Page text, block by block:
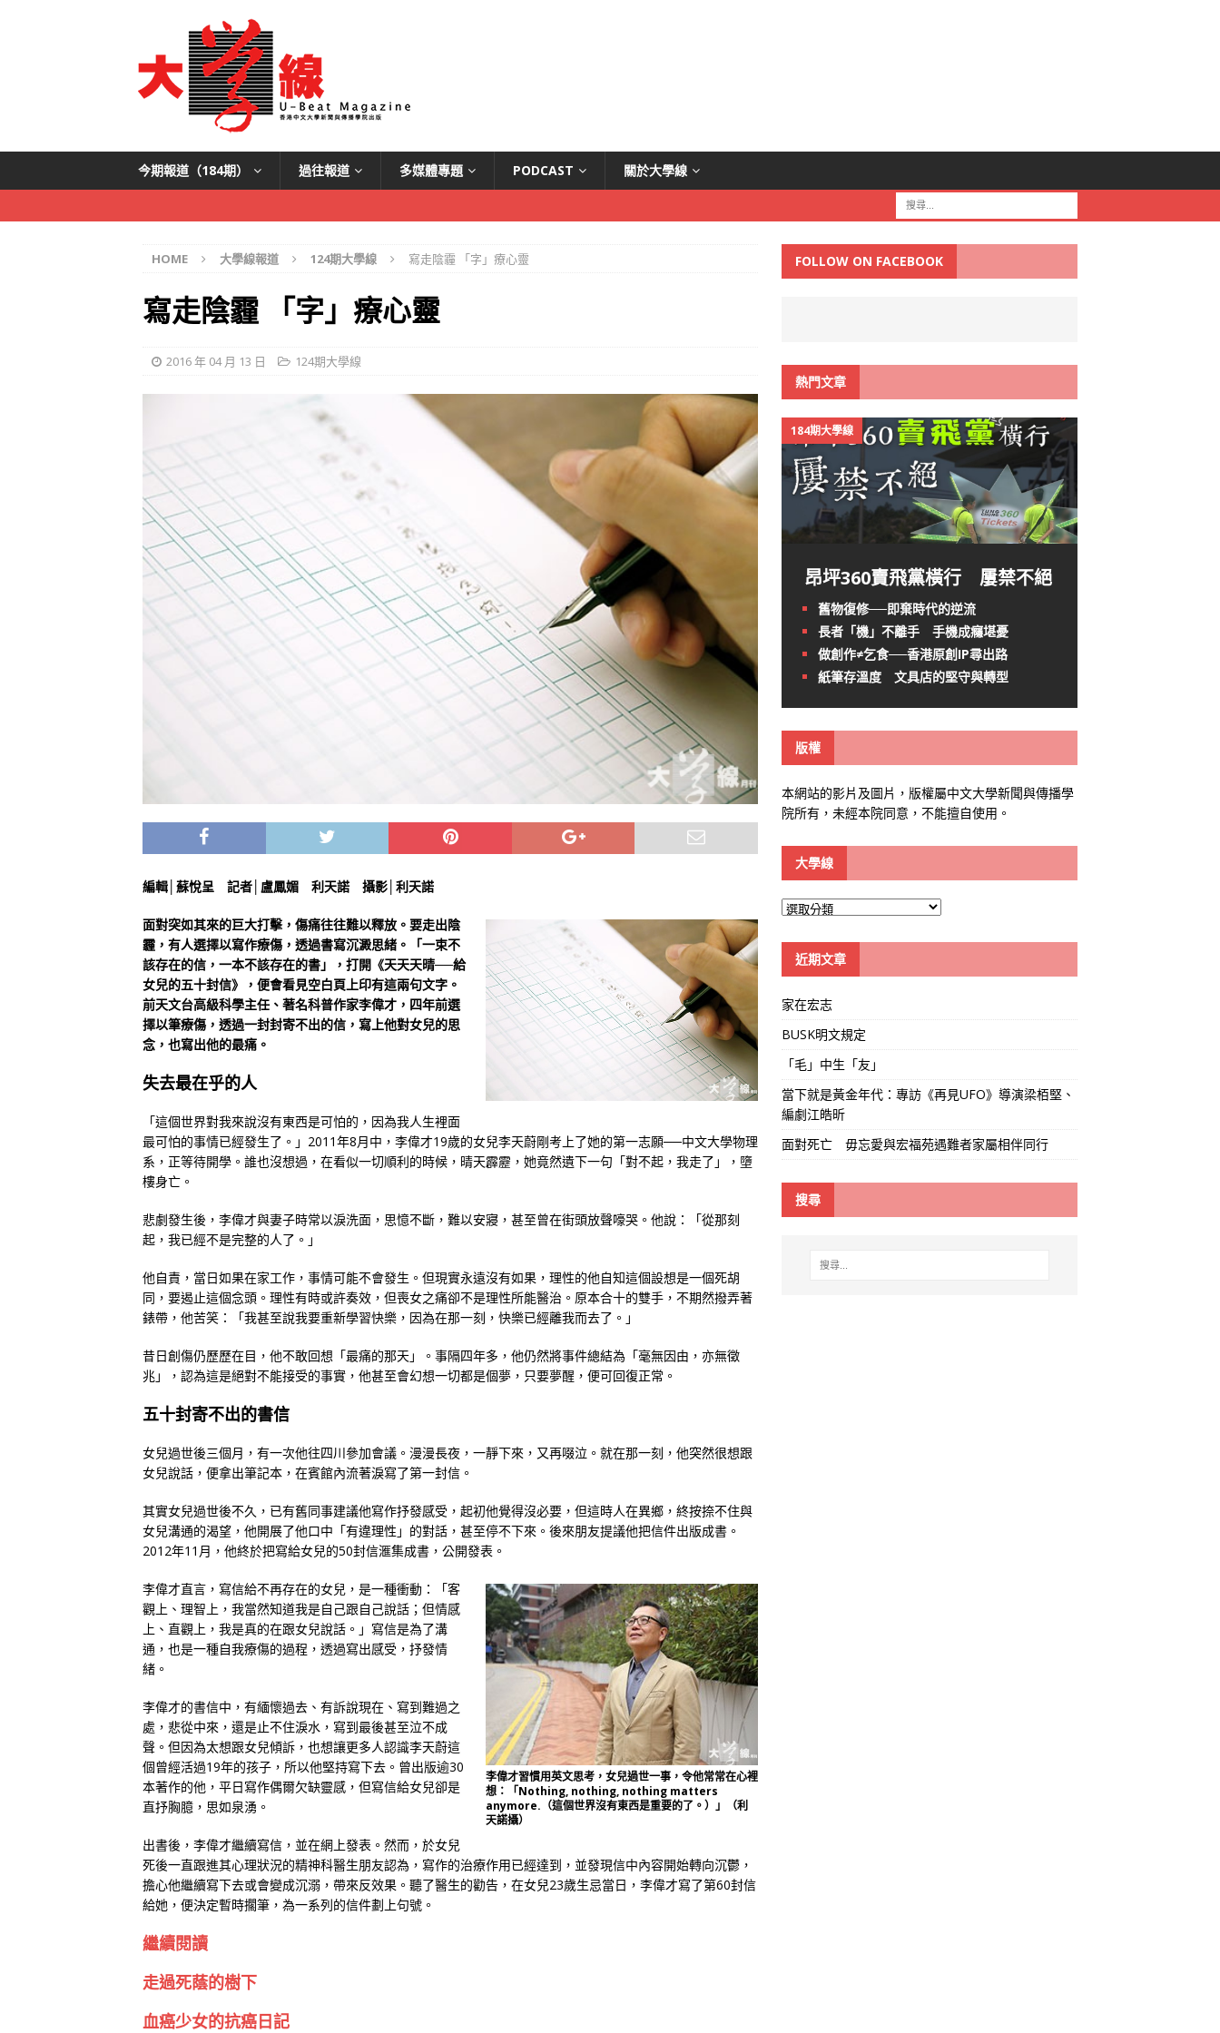
今期報道（184期） 過往報道 多媒體專題 PODCAST 關於大學線
HOME 大學線報道 124期大學線 寫走陰霾 「字」療心靈
寫走陰霾 「字」療心靈
2016 年 04 月 13 日 124期大學線
編輯│蘇悅呈 記者│盧鳳媚 利天諾 攝影│利天諾
面對突如其來的巨大打擊，傷痛往往難以釋放。要走出陰
霾，有人選擇以寫作療傷，透過書寫沉澱思緒。「一束不
該存在的信，一本不該存在的書」，打開《天天天晴──給
女兒的五十封信》，便會看見空白頁上印有這兩句文字。
前天文台高級科學主任、著名科普作家李偉才，四年前選
擇以筆療傷，透過一封封寄不出的信，寫上他對女兒的思
念，也寫出他的最痛。
失去最在乎的人
「這個世界對我來說沒有東西是可怕的，因為我人生裡面
最可怕的事情已經發生了。」2011年8月中，李偉才19歲的女兒李天蔚剛考上了她的第一志願──中文大學物理
系，正等待開學。誰也沒想過，在看似一切順利的時候，晴天霹靂，她竟然遺下一句「對不起，我走了」，墮
樓身亡。
悲劇發生後，李偉才與妻子時常以淚洗面，思憶不斷，難以安寢，甚至曾在街頭放聲嚎哭。他說：「從那刻
起，我已經不是完整的人了。」
他自責，當日如果在家工作，事情可能不會發生。但現實永遠沒有如果，理性的他自知這個設想是一個死胡
同，要遏止這個念頭。理性有時或許奏效，但喪女之痛卻不是理性所能醫治。原本合十的雙手，不期然撥弄著
錶帶，他苦笑：「我甚至說我要重新學習快樂，因為在那一刻，快樂已經離我而去了。」
昔日創傷仍歷歷在目，他不敢回想「最痛的那天」。事隔四年多，他仍然將事件總結為「毫無因由，亦無徵
兆」，認為這是絕對不能接受的事實，他甚至會幻想一切都是個夢，只要夢醒，便可回復正常。
五十封寄不出的書信
女兒過世後三個月，有一次他往四川參加會議。漫漫長夜，一靜下來，又再啜泣。就在那一刻，他突然很想跟
女兒說話，便拿出筆記本，在賓館內流著淚寫了第一封信。
其實女兒過世後不久，已有舊同事建議他寫作抒發感受，起初他覺得沒必要，但這時人在異鄉，終按捺不住與
女兒溝通的渴望，他開展了他口中「有違理性」的對話，甚至停不下來。後來朋友提議他把信件出版成書。
2012年11月，他終於把寫給女兒的50封信滙集成書，公開發表。
李偉才習慣用英文思考，女兒過世一事，令他常常在心裡
想：「Nothing, nothing, nothing matters
anymore.（這個世界沒有東西是重要的了。）」（利
天諾攝）
李偉才直言，寫信給不再存在的女兒，是一種衝動：「客
觀上、理智上，我當然知道我是自己跟自己說話；但情感
上、直觀上，我是真的在跟女兒說話。」寫信是為了溝
通，也是一種自我療傷的過程，透過寫出感受，抒發情
緒。
李偉才的書信中，有緬懷過去、有訴說現在、寫到難過之
處，悲從中來，還是止不住淚水，寫到最後甚至泣不成
聲。但因為太想跟女兒傾訴，也想讓更多人認識李天蔚這
個曾經活過19年的孩子，所以他堅持寫下去。曾出版逾30
本著作的他，平日寫作偶爾欠缺靈感，但寫信給女兒卻是
直抒胸臆，思如泉湧。
出書後，李偉才繼續寫信，並在網上發表。然而，於女兒
死後一直跟進其心理狀況的精神科醫生朋友認為，寫作的治療作用已經達到，並發現信中內容開始轉向沉鬱，
擔心他繼續寫下去或會變成沉溺，帶來反效果。聽了醫生的勸告，在女兒23歲生忌當日，李偉才寫了第60封信
給她，便決定暫時擱筆，為一系列的信件劃上句號。
繼續閱讀
走過死蔭的樹下
血癌少女的抗癌日記
FOLLOW ON FACEBOOK
熱門文章
184期大學線
昂坪360賣飛黨橫行 屢禁不絕
舊物復修──即棄時代的逆流
長者「機」不離手 手機成癮堪憂
做創作≠乞食──香港原創IP尋出路
紙筆存溫度 文具店的堅守與轉型
版權
本網站的影片及圖片，版權屬中文大學新聞與傳播學
院所有，未經本院同意，不能擅自使用。
大學線
大
線
近期文章
家在宏志
BUSK明文規定
「毛」中生「友」
當下就是黃金年代：專訪《再見UFO》導演梁栢堅、
編劇江皓昕
面對死亡 毋忘愛與宏福苑遇難者家屬相伴同行
搜尋